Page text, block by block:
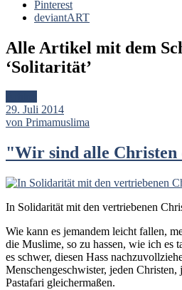
Pinterest
deviantART
Alle Artikel mit dem
‘Solitarität’
29. Juli 2014
von Primamuslima
"Wir sind alle Christen
In Solidarität mit den vertriebenen
Wie kann es jemandem leicht fallen,
die Muslime, so zu hassen, wie ich es
es schwer, diesen Hass
Menschengeschwister, jeden Christen,
Pastafari gleichermaßen.